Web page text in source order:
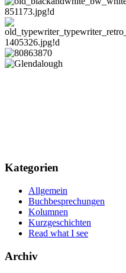
Kategorien
Allgemein
Buchbesprechungen
Kolumnen
Kurzgeschichten
Read what I see
Archiv